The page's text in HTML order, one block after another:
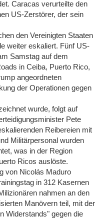
Caracas verurteilte den
US-Zerstörer, der sein
den Vereinigten Staaten
weiter eskaliert. Fünf US-
Samstag auf dem
in Ceiba, Puerto Rico,
angeordneten
der Operationen gegen
wurde, folgt auf
Pete
Reibereien mit
Militärpersonal wurden
was in der Region
Ricos auslöste.
von Nicolás Maduro
in 312 Kasernen
nahmen an den
Manövern teil, mit der
Widerstands" gegen die